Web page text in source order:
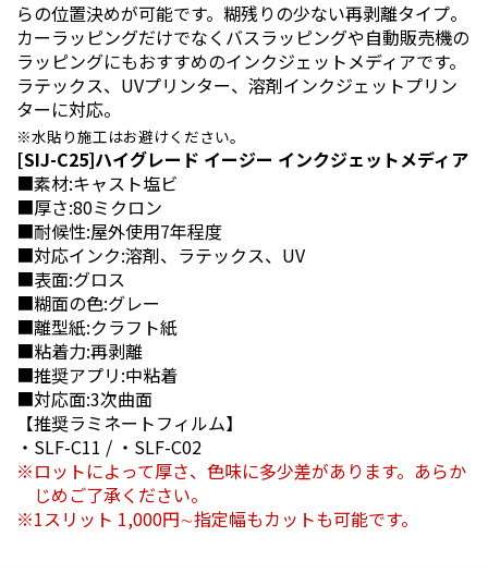
らの位置決めが可能です。糊残りの少ない再剥離タイプ。
カーラッピングだけでなくバスラッピングや自動販売機の
ラッピングにもおすすめのインクジェットメディアです。
ラテックス、UVプリンター、溶剤インクジェットプリン
ターに対応。
水貼り施工はお避けください。
[SIJ-C25]ハイグレード イージー インクジェットメディア
■素材:キャスト塩ビ
■厚さ:80ミクロン
■耐候性:屋外使用7年程度
■対応インク:溶剤、ラテックス、UV
■表面:グロス
■糊面の色:グレー
■離型紙:クラフト紙
■粘着力:再剥離
■推奨アプリ:中粘着
■対応面:3次曲面
【推奨ラミネートフィルム】
・SLF-C11 / ・SLF-C02
ロットによって厚さ、色味に多少差があります。あらか
じめご了承ください。
1スリット 1,000円∼指定幅もカットも可能です。